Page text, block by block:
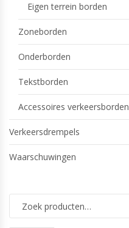
Eigen terrein borden
Zoneborden
Onderborden
Tekstborden
Accessoires verkeersborden
Verkeersdrempels
Waarschuwingen